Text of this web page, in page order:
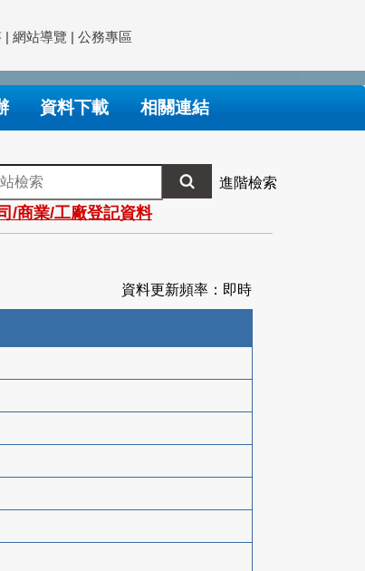
| 網站導覽 | 公務專區
資料下載 相關連結
進階檢索
/商業/工廠登記資料
資料更新頻率：即時